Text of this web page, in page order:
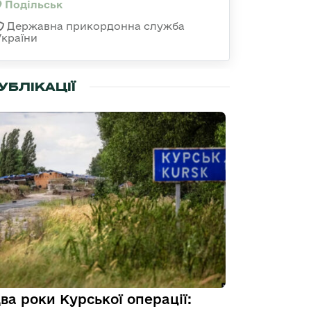
Подільськ
Державна прикордонна служба
роки Курської операції: